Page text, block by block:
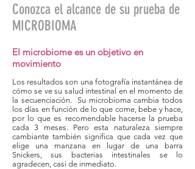
Conozca el alcance de su prueba de
MICROBIOMA
El microbiome es un objetivo en
movimiento
Los resultados son una fotografía instantánea de
cómo se ve su salud intestinal en el momento de
la secuenciación. Su microbioma cambia todos
los días en función de lo que come, bebe y hace,
por lo que es recomendable hacerse la prueba
cada 3 meses. Pero esta naturaleza siempre
cambiante también significa que cada vez que
elige una manzana en lugar de una barra
Snickers, sus bacterias intestinales se lo
agradecen, casi de inmediato.